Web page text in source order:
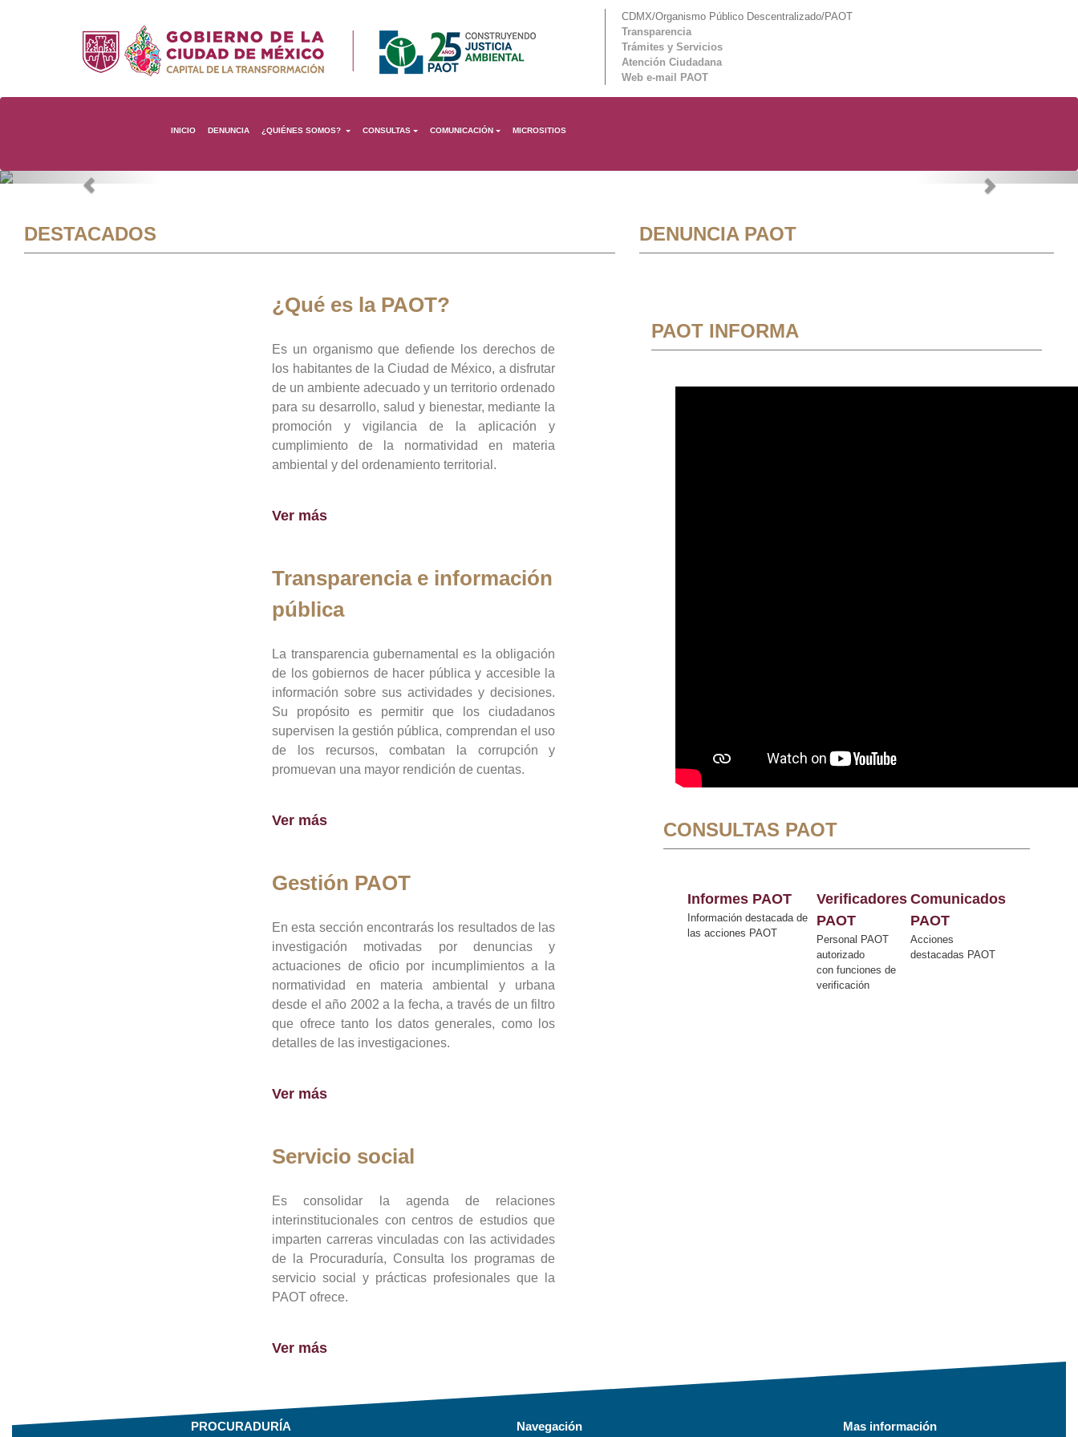
CDMX/Organismo Público Descentralizado/PAOT
Transparencia
Trámites y Servicios
Atención Ciudadana
Web e-mail PAOT
INICIO DENUNCIA ¿QUIÉNES SOMOS? CONSULTAS COMUNICACIÓN MICROSITIOS
Previous Next
DESTACADOS
¿Qué es la PAOT?
Es un organismo que defiende los derechos de
los habitantes de la Ciudad de México, a disfrutar
de un ambiente adecuado y un territorio ordenado
para su desarrollo, salud y bienestar, mediante la
promoción y vigilancia de la aplicación y
cumplimiento de la normatividad en materia
ambiental y del ordenamiento territorial.
Ver más
Transparencia e información
pública
La transparencia gubernamental es la obligación
de los gobiernos de hacer pública y accesible la
información sobre sus actividades y decisiones.
Su propósito es permitir que los ciudadanos
supervisen la gestión pública, comprendan el uso
de los recursos, combatan la corrupción y
promuevan una mayor rendición de cuentas.
Ver más
Gestión PAOT
En esta sección encontrarás los resultados de las
investigación motivadas por denuncias y
actuaciones de oficio por incumplimientos a la
normatividad en materia ambiental y urbana
desde el año 2002 a la fecha, a través de un filtro
que ofrece tanto los datos generales, como los
detalles de las investigaciones.
Ver más
Servicio social
Es consolidar la agenda de relaciones
interinstitucionales con centros de estudios que
imparten carreras vinculadas con las actividades
de la Procuraduría, Consulta los programas de
servicio social y prácticas profesionales que la
PAOT ofrece.
Ver más
DENUNCIA PAOT
PAOT INFORMA
CONSULTAS PAOT
Informes PAOT
Información destacada de
las acciones PAOT
Verificadores
PAOT
Personal PAOT
autorizado
con funciones de
verificación
Comunicados
PAOT
Acciones
destacadas PAOT
PROCURADURÍA Navegación Mas información